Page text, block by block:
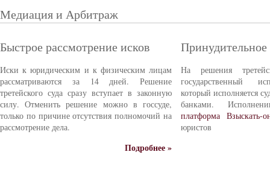
Медиация и Арбитраж
Быстрое рассмотрение исков
Иски к юридическим и к физическим лицам
рассматриваются за 14 дней. Решение
третейского суда сразу вступает в законную
силу. Отменить решение можно в госсуде,
только по причине отсутствия полномочий на
рассмотрение дела.
Подробнее »
На решения
государственный
который исполняется
банками.
платформа Взыскать-
юристов